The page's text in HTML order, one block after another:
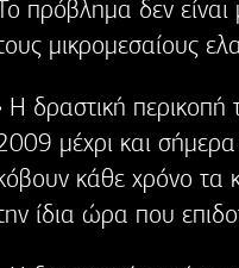
πρόβλημα δεν
μικρομεσαίους
Η δραστική
μέχρι και σήμερα
κάθε χρόνο τα
ίδια ώρα που